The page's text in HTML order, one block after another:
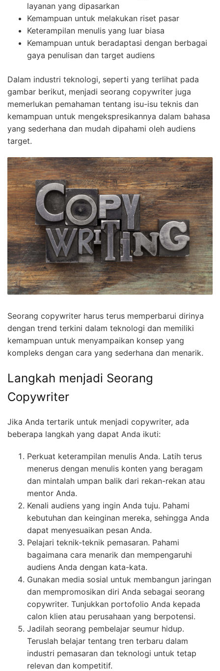
layanan yang dipasarkan
Kemampuan untuk melakukan riset pasar
Keterampilan menulis yang luar biasa
Kemampuan untuk beradaptasi dengan berbagai
gaya penulisan dan target audiens
Dalam industri teknologi, seperti yang terlihat pada
gambar berikut, menjadi seorang copywriter juga
memerlukan pemahaman tentang isu-isu teknis dan
kemampuan untuk mengekspresikannya dalam bahasa
yang sederhana dan mudah dipahami oleh audiens
target.
Seorang copywriter harus terus memperbarui dirinya
dengan trend terkini dalam teknologi dan memiliki
kemampuan untuk menyampaikan konsep yang
kompleks dengan cara yang sederhana dan menarik.
Langkah menjadi Seorang
Copywriter
Jika Anda tertarik untuk menjadi copywriter, ada
beberapa langkah yang dapat Anda ikuti:
Perkuat keterampilan menulis Anda. Latih terus
menerus dengan menulis konten yang beragam
dan mintalah umpan balik dari rekan-rekan atau
mentor Anda.
Kenali audiens yang ingin Anda tuju. Pahami
kebutuhan dan keinginan mereka, sehingga Anda
dapat menyesuaikan pesan Anda.
Pelajari teknik-teknik pemasaran. Pahami
bagaimana cara menarik dan mempengaruhi
audiens Anda dengan kata-kata.
Gunakan media sosial untuk membangun jaringan
dan mempromosikan diri Anda sebagai seorang
copywriter. Tunjukkan portofolio Anda kepada
calon klien atau perusahaan yang berpotensi.
Jadilah seorang pembelajar seumur hidup.
Teruslah belajar tentang tren terbaru dalam
industri pemasaran dan teknologi untuk tetap
relevan dan kompetitif.